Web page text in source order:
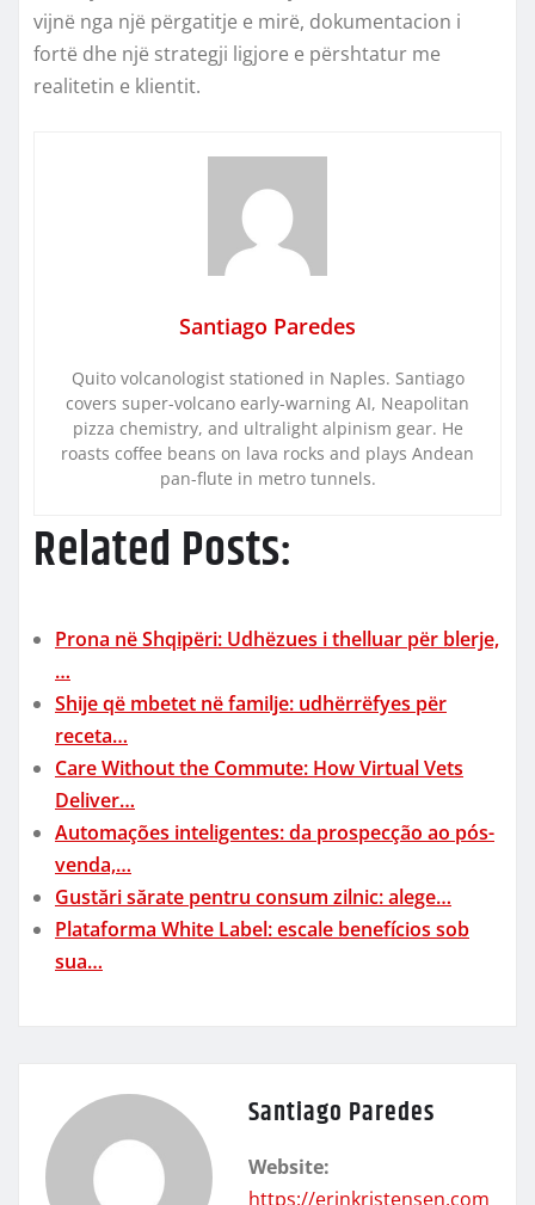
vijnë nga një përgatitje e mirë, dokumentacion i
fortë dhe një strategji ligjore e përshtatur me
realitetin e klientit.
Santiago Paredes
Quito volcanologist stationed in Naples. Santiago
covers super-volcano early-warning AI, Neapolitan
pizza chemistry, and ultralight alpinism gear. He
roasts coffee beans on lava rocks and plays Andean
pan-flute in metro tunnels.
Related Posts:
Prona në Shqipëri: Udhëzues i thelluar për blerje,
…
Shije që mbetet në familje: udhërrëfyes për
receta…
Care Without the Commute: How Virtual Vets
Deliver…
Automações inteligentes: da prospecção ao pós-
venda,…
Gustări sărate pentru consum zilnic: alege…
Plataforma White Label: escale benefícios sob
sua…
Santiago Paredes
Website:
https://erinkristensen.com